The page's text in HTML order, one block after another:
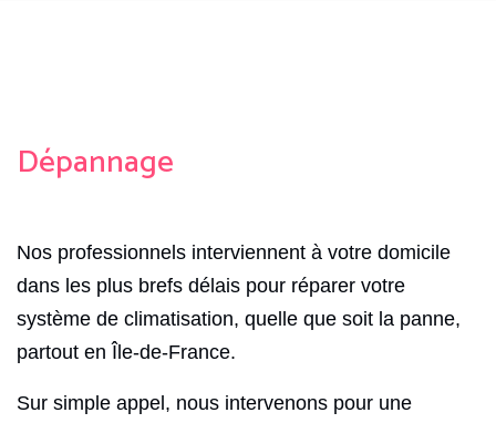
Dépannage
Nos professionnels interviennent à votre domicile
dans les plus brefs délais pour réparer votre
système de climatisation, quelle que soit la panne,
partout en Île-de-France.
Sur simple appel, nous intervenons pour une